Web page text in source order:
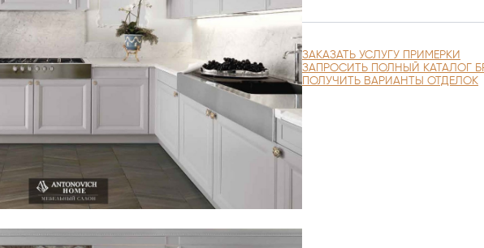
Отдавая предпочтение
ЗАКАЗАТЬ УСЛУГУ ПРИМЕРКИ
ЗАПРОСИТЬ ПОЛНЫЙ КАТАЛОГ
ПОЛУЧИТЬ ВАРИАНТЫ ОТДЕЛОК